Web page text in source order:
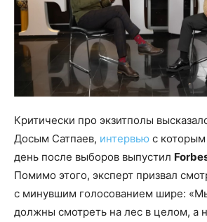
Критически про экзитполы
Досым Сатпаев, интервью с
день после выборов выпустил
Помимо этого, эксперт призвал
с минувшим голосованием шире:
должны смотреть на лес в целом, а